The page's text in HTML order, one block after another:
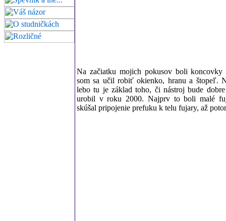
Na začiatku mojich pokusov boli
som sa učil robiť okienko, hranu a štopeľ.
lebo tu je základ toho, či nástroj bude
urobil v roku 2000. Najprv to boli malé
skúšal pripojenie prefuku k telu fujary, až